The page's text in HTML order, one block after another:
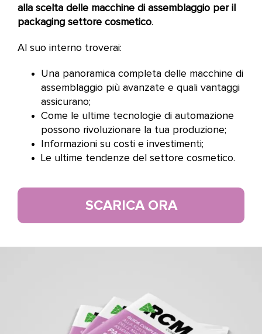
alla scelta delle macchine di assemblaggio per il
packaging settore cosmetico.
Al suo interno troverai:
Una panoramica completa delle macchine di
assemblaggio più avanzate e quali vantaggi
assicurano;
Come le ultime tecnologie di automazione
possono rivoluzionare la tua produzione;
Informazioni su costi e investimenti;
Le ultime tendenze del settore cosmetico.
SCARICA ORA